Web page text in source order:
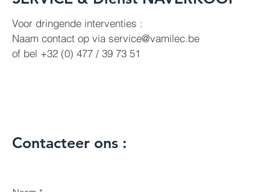
Voor dringende interventies :
Naam contact op via service@vamilec.be
of bel +32 (0) 477 / 39 73 51
Contacteer ons :